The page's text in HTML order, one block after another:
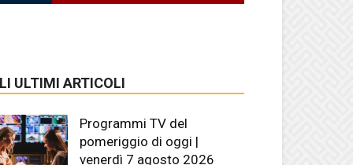
ULTIMI ARTICOLI
Programmi TV del
pomeriggio di oggi |
venerdì 7 agosto 2026